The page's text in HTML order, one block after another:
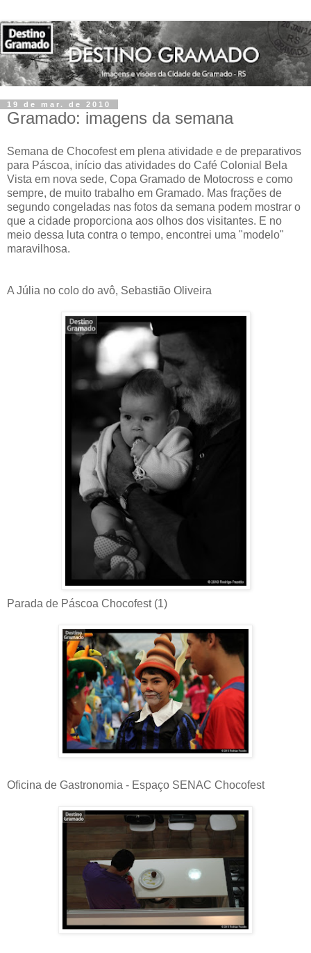
19 de mar. de 2010
Gramado: imagens da semana
Semana de Chocofest em plena atividade e de preparativos
para Páscoa, início das atividades do Café Colonial Bela
Vista em nova sede, Copa Gramado de Motocross e como
sempre, de muito trabalho em Gramado. Mas frações de
segundo congeladas nas fotos da semana podem mostrar o
que a cidade proporciona aos olhos dos visitantes. E no
meio dessa luta contra o tempo, encontrei uma "modelo"
maravilhosa.
A Júlia no colo do avô, Sebastião Oliveira
Parada de Páscoa Chocofest (1)
Oficina de Gastronomia - Espaço SENAC Chocofest